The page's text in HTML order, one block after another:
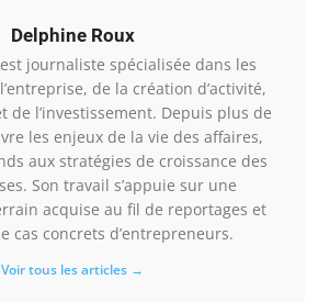
Delphine Roux
journaliste spécialisée dans les
de la création d’activité,
de l’investissement. Depuis plus de
les enjeux de la vie des affaires,
aux stratégies de croissance des
Son travail s’appuie sur une
acquise au fil de reportages et
cas concrets d’entrepreneurs.
Voir tous les articles →